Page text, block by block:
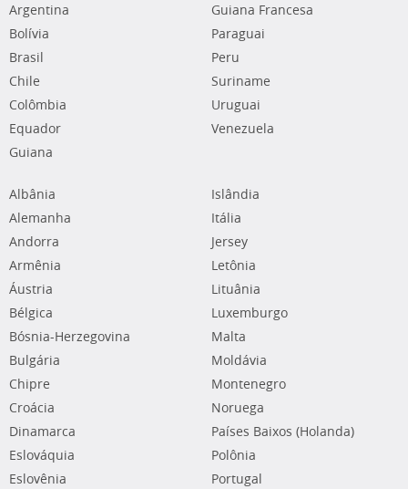
Argentina
Bolívia
Brasil
Chile
Colômbia
Equador
Guiana
Guiana Francesa
Paraguai
Peru
Suriname
Uruguai
Venezuela
Albânia
Alemanha
Andorra
Armênia
Áustria
Bélgica
Bósnia-Herzegovina
Bulgária
Chipre
Croácia
Dinamarca
Eslováquia
Eslovênia
Islândia
Itália
Jersey
Letônia
Lituânia
Luxemburgo
Malta
Moldávia
Montenegro
Noruega
Países Baixos (Holanda)
Polônia
Portugal